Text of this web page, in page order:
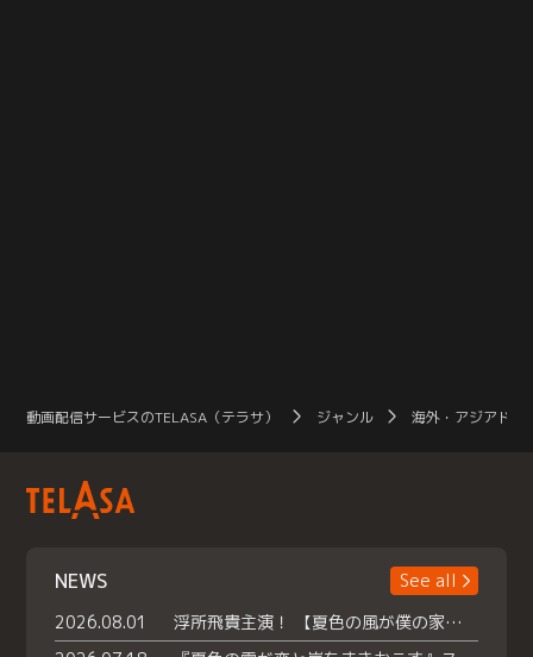
動画配信サービスのTELASA（テラサ） ジャンル 海外・アジアドラ
NEWS
See all
2026.08.01
浮所飛貴主演！ 【夏色の風が僕の家にやってきた】 本日よりテラサで独占配信スタート！